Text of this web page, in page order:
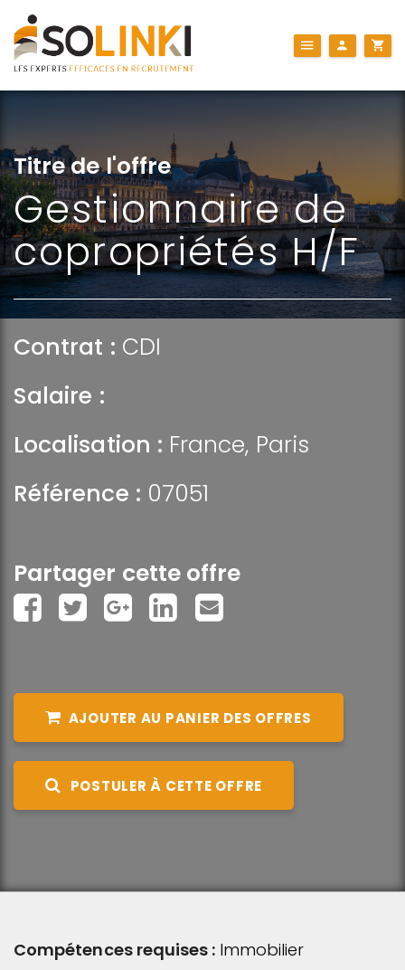
Titre de l'offre
Gestionnaire de
copropriétés H/F
Contrat : CDI
Salaire :
Localisation : France, Paris
Référence : 07051
Partager cette offre
AJOUTER AU PANIER DES OFFRES
POSTULER À CETTE OFFRE
Compétences requises : Immobilier